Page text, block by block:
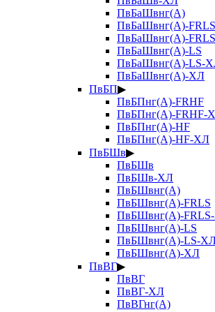
ПвБаШвнг(А)
ПвБаШвнг(А)-FRLS
ПвБаШвнг(А)-
ПвБаШвнг(А)-LS
ПвБаШвнг(А)-LS-
ПвБаШвнг(А)-ХЛ
ПвБП▶
ПвБПнг(А)-FRHF
ПвБПнг(А)-FRHF-
ПвБПнг(А)-HF
ПвБПнг(А)-HF-ХЛ
ПвБШв▶
ПвБШв
ПвБШв-ХЛ
ПвБШвнг(А)
ПвБШвнг(А)-FRLS
ПвБШвнг(А)-
ПвБШвнг(А)-LS
ПвБШвнг(А)-LS-
ПвБШвнг(А)-ХЛ
ПвВГ▶
ПвВГ
ПвВГ-ХЛ
ПвВГнг(А)